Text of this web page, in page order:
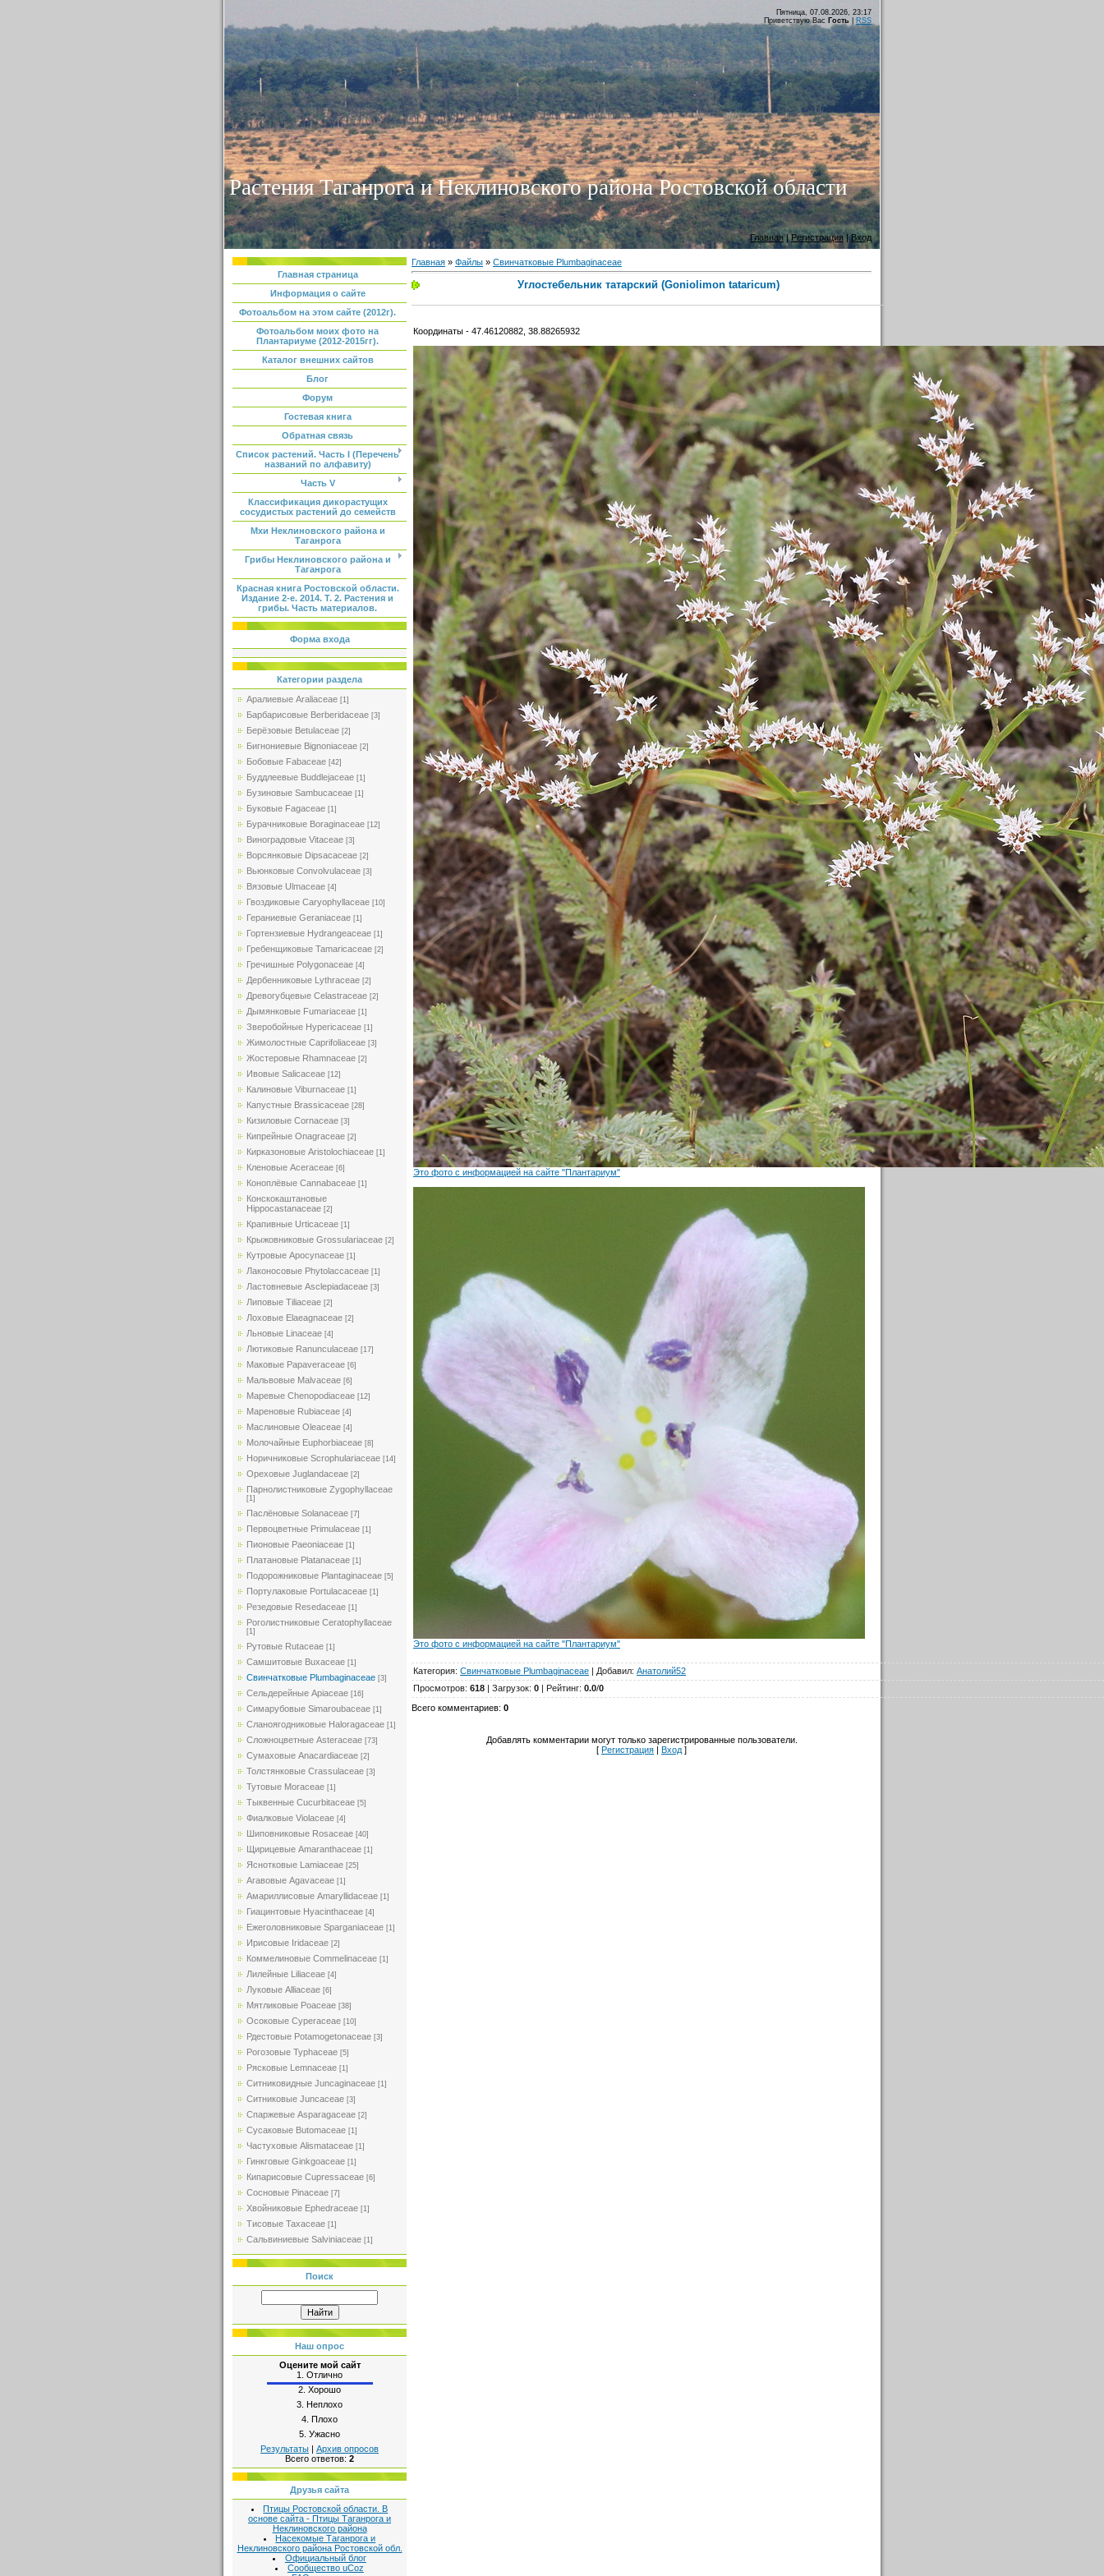
Пятница, 07.08.2026, 23:17
Приветствую Вас Гость RSS
Растения Таганрога и Неклиновского района Ростовской области
Главная |Регистрация|Вход
Главная страница
Информация о сайте
Фотоальбом на этом сайте (2012г).
Фотоальбом моих фото на
Плантариуме (2012-2015гг).
Каталог внешних сайтов
Блог
Форум
Гостевая книга
Обратная связь
Список растений. Часть I (Перечень
названий по алфавиту)
Часть V
Классификация дикорастущих
сосудистых растений до семейств
Мхи Неклиновского района и
Таганрога
Грибы Неклиновского района и
Таганрога
Красная книга Ростовской области.
Издание 2-е. 2014. Т. 2. Растения и
грибы. Часть материалов.
Форма входа
Категории раздела
Аралиевые Araliaceae [1]
Барбарисовые Berberidaceae [3]
Берёзовые Betulaceae [2]
Бигнониевые Bignoniaceae [2]
Бобовые Fabaceae [42]
Буддлеевые Buddlejaceae [1]
Бузиновые Sambucaceae [1]
Буковые Fagaceae [1]
Бурачниковые Boraginaceae [12]
Виноградовые Vitaceae [3]
Ворсянковые Dipsacaceae [2]
Вьюнковые Convolvulaceae [3]
Вязовые Ulmaceae [4]
Гвоздиковые Caryophyllaceae [10]
Гераниевые Geraniaceae [1]
Гортензиевые Hydrangeaceae [1]
Гребенщиковые Tamaricaceae [2]
Гречишные Polygonaceae [4]
Дербенниковые Lythraceae [2]
Древогубцевые Celastraceae [2]
Дымянковые Fumariaceae [1]
Зверобойные Hypericaceae [1]
Жимолостные Caprifoliaceae [3]
Жостеровые Rhamnaceae [2]
Ивовые Salicaceae [12]
Калиновые Viburnaceae [1]
Капустные Brassicaceae [28]
Кизиловые Cornaceae [3]
Кипрейные Onagraceae [2]
Кирказоновые Aristolochiaceae [1]
Кленовые Aceraceae [6]
Коноплёвые Cannabaceae [1]
Конскокаштановые
Hippocastanaceae [2]
Крапивные Urticaceae [1]
Крыжовниковые Grossulariaceae [2]
Кутровые Apocynaceae [1]
Лаконосовые Phytolaccaceae [1]
Ластовневые Asclepiadaceae [3]
Липовые Tiliaceae [2]
Лоховые Elaeagnaceae [2]
Льновые Linaceae [4]
Лютиковые Ranunculaceae [17]
Маковые Papaveraceae [6]
Мальвовые Malvaceae [6]
Маревые Chenopodiaceae [12]
Мареновые Rubiaceae [4]
Маслиновые Oleaceae [4]
Молочайные Euphorbiaceae [8]
Норичниковые Scrophulariaceae [14]
Ореховые Juglandaceae [2]
Парнолистниковые Zygophyllaceae
[1]
Паслёновые Solanaceae [7]
Первоцветные Primulaceae [1]
Пионовые Paeoniaceae [1]
Платановые Platanaceae [1]
Подорожниковые Plantaginaceae [5]
Портулаковые Portulacaceae [1]
Резедовые Resedaceae [1]
Роголистниковые Ceratophyllaceae
[1]
Рутовые Rutaceae [1]
Самшитовые Buxaceae [1]
Свинчатковые Plumbaginaceae [3]
Сельдерейные Apiaceae [16]
Симарубовые Simaroubaceae [1]
Сланоягодниковые Haloragaceae [1]
Сложноцветные Asteraceae [73]
Сумаховые Anacardiaceae [2]
Толстянковые Crassulaceae [3]
Тутовые Moraceae [1]
Тыквенные Cucurbitaceae [5]
Фиалковые Violaceae [4]
Шиповниковые Rosaceae [40]
Щирицевые Amaranthaceae [1]
Яснотковые Lamiaceae [25]
Агавовые Agavaceae [1]
Амариллисовые Amaryllidaceae [1]
Гиацинтовые Hyacinthaceae [4]
Ежеголовниковые Sparganiaceae [1]
Ирисовые Iridaceae [2]
Коммелиновые Commelinaceae [1]
Лилейные Liliaceae [4]
Луковые Alliaceae [6]
Мятликовые Poaceae [38]
Осоковые Cyperaceae [10]
Рдестовые Potamogetonaceae [3]
Рогозовые Typhaceae [5]
Рясковые Lemnaceae [1]
Ситниковидные Juncaginaceae [1]
Ситниковые Juncaceae [3]
Спаржевые Asparagaceae [2]
Сусаковые Butomaceae [1]
Частуховые Alismataceae [1]
Гинкговые Ginkgoaceae [1]
Кипарисовые Cupressaceae [6]
Сосновые Pinaceae [7]
Хвойниковые Ephedraceae [1]
Тисовые Taxaceae [1]
Сальвиниевые Salviniaceae [1]
Поиск
Наш опрос
Оцените мой сайт
1. Отлично
2. Хорошо
3. Неплохо
4. Плохо
5. Ужасно
Результаты | Архив опросов
Всего ответов: 2
Друзья сайта
Птицы Ростовской области. В
основе сайта - Птицы Таганрога и
Неклиновского района
Насекомые Таганрога и
Неклиновского района Ростовской обл.
Официальный блог
Сообщество uCoz
Главная » Файлы » Свинчатковые Plumbaginaceae
Углостебельник татарский (Goniolimon tataricum)
Координаты - 47.46120882, 38.88265932
Это фото с информацией на сайте "Плантариум"
Это фото с информацией на сайте "Плантариум"
Категория: Свинчатковые Plumbaginaceae | Добавил: Анатолий52
Просмотров: 618 | Загрузок: 0 | Рейтинг: 0.0/0
Всего комментариев: 0
Добавлять комментарии могут только зарегистрированные пользователи.
[ Регистрация | Вход ]